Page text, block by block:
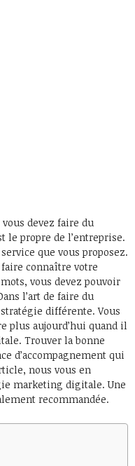
devez faire du
le propre de l’entreprise.
que vous proposez.
faire connaître votre
vous devez pouvoir
l’art de faire du
différente. Vous
plus aujourd’hui quand il
Trouver la bonne
d’accompagnement qui
nous vous en
marketing digitale. Une
recommandée.